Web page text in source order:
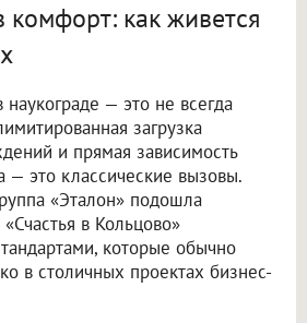
комфорт: как живется
— это не всегда
загрузка
и прямая зависимость
— это классические вызовы.
«Эталон» подошла
в Кольцово»
которые обычно
в столичных проектах бизнес-